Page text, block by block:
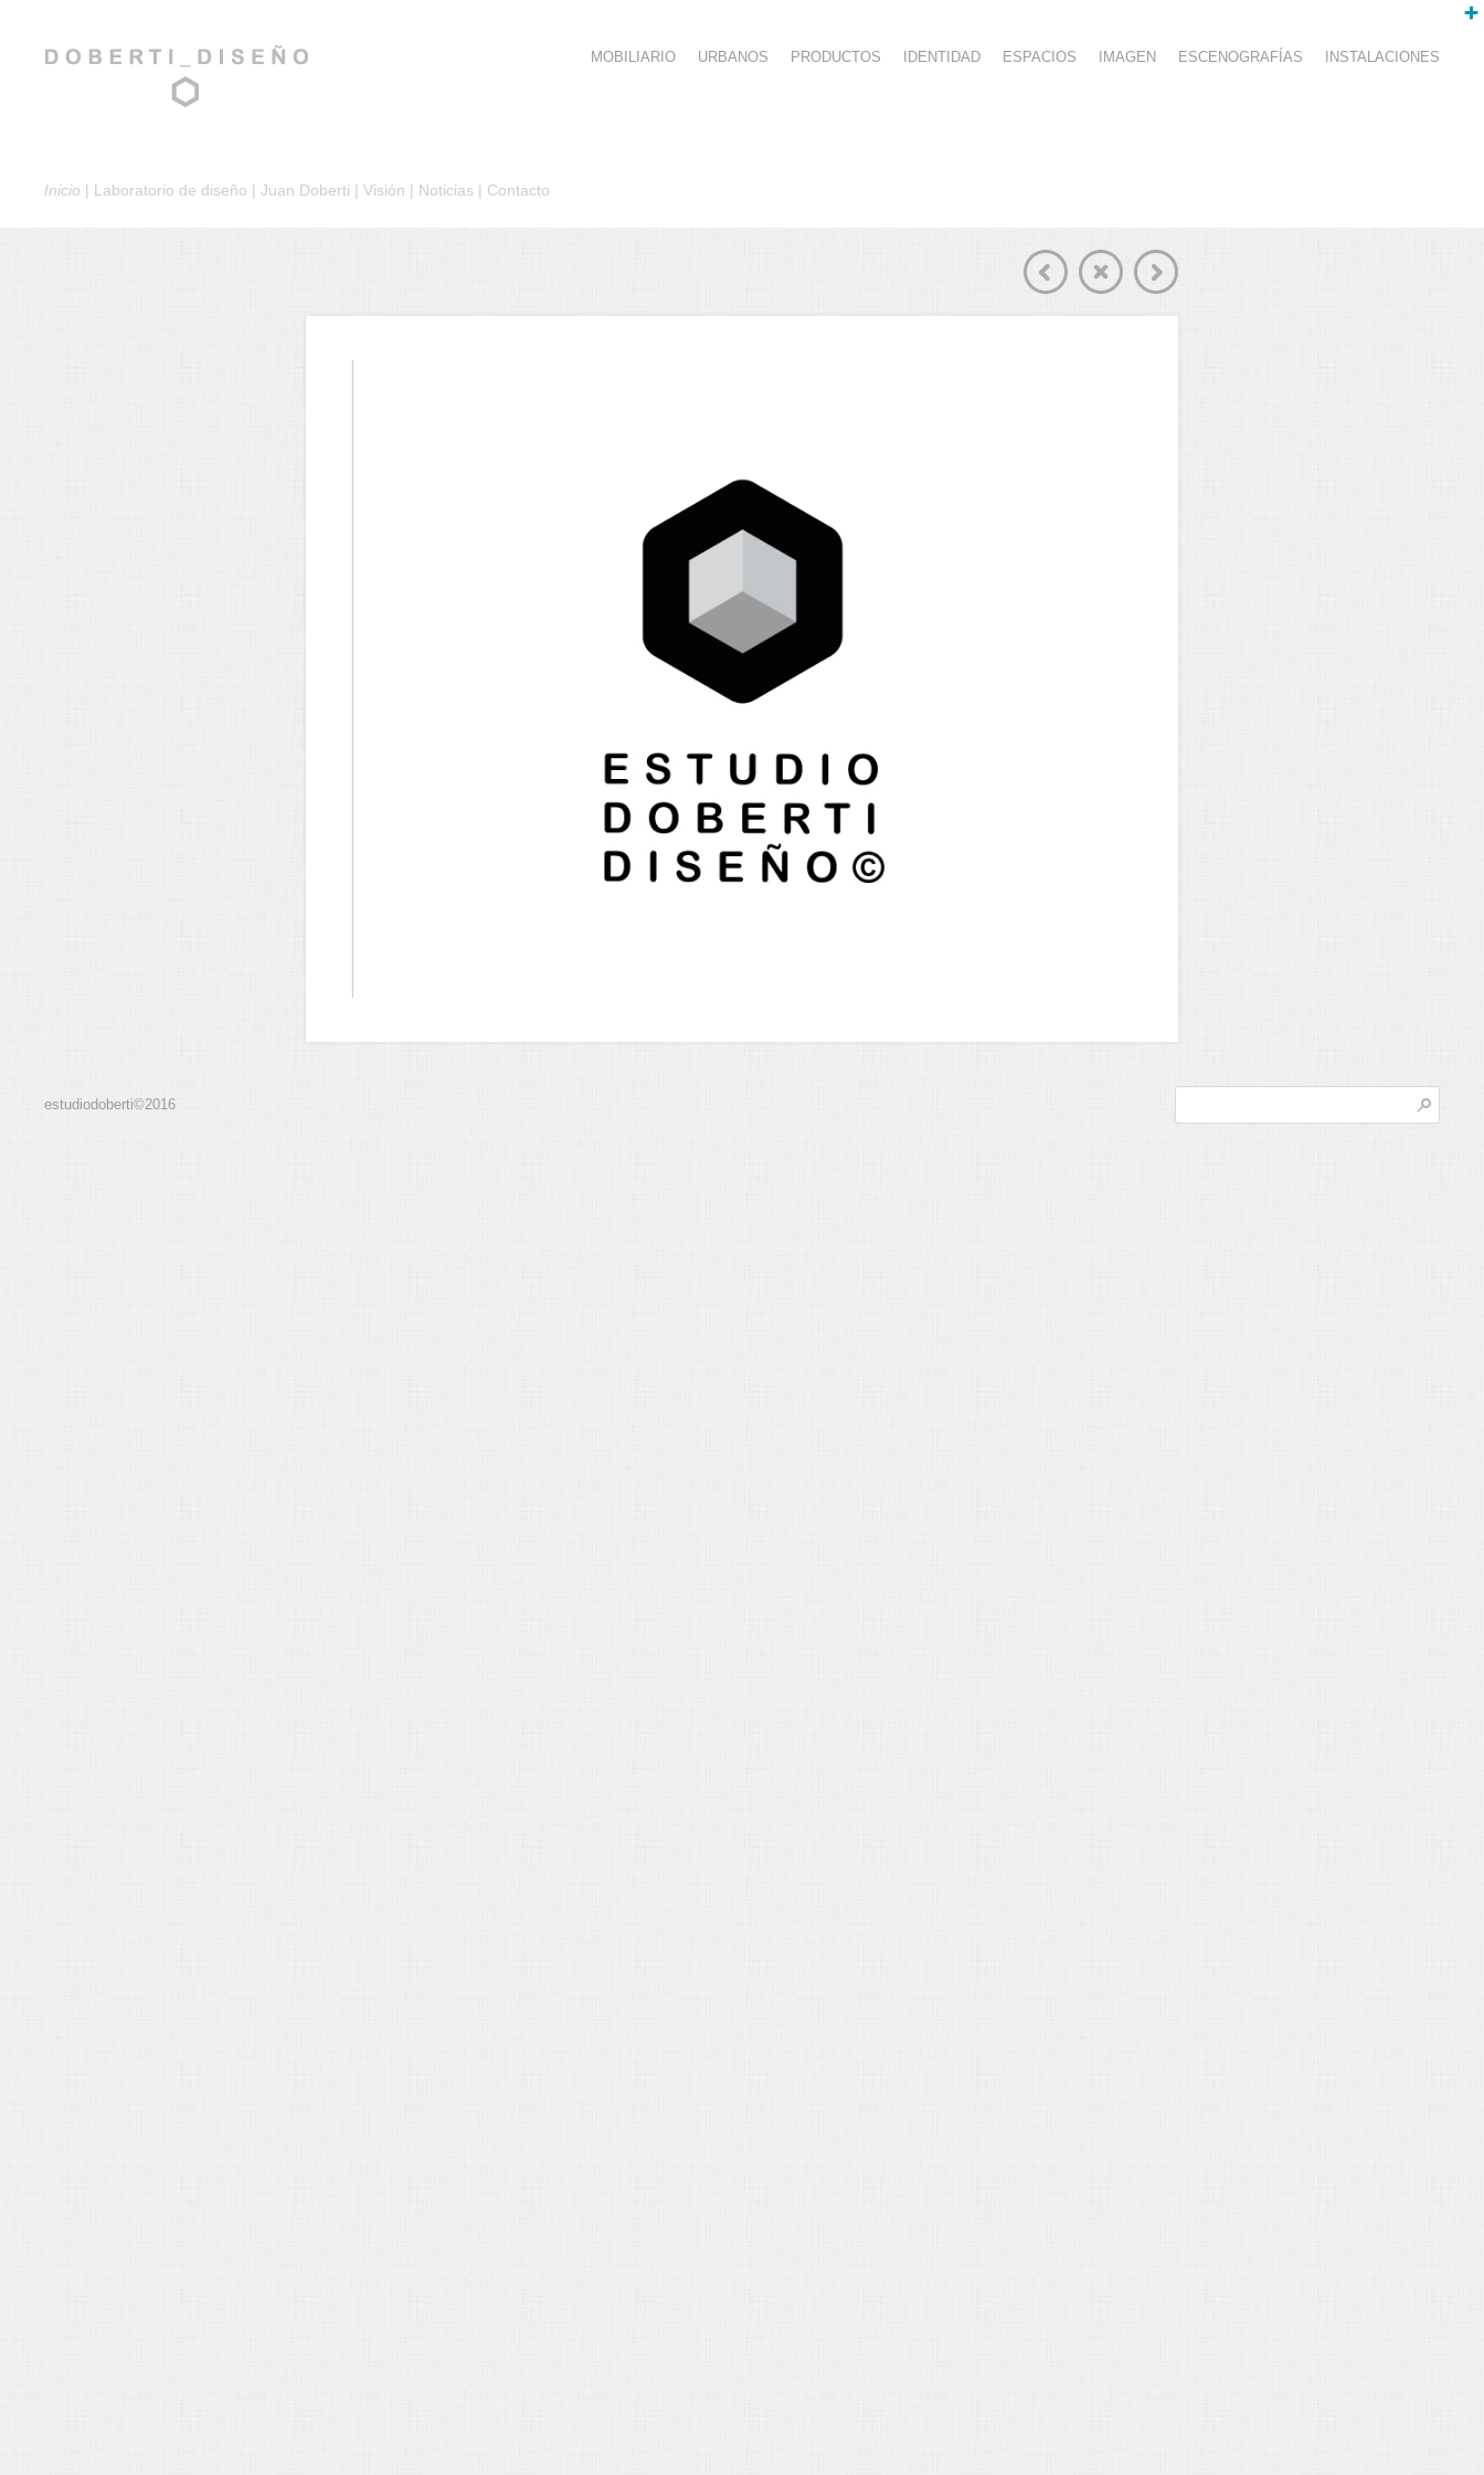
MOBILIARIO URBANOS PRODUCTOS IDENTIDAD ESPACIOS IMAGEN ESCENOGRAFÍAS INSTALACIONES
Inicio | Laboratorio de diseño | Juan Doberti | Visión | Noticias | Contacto
estudiodoberti©2016